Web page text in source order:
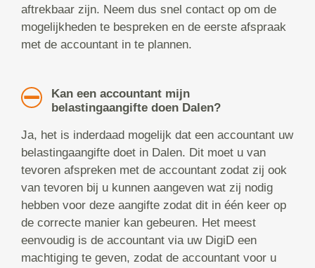
aftrekbaar zijn. Neem dus snel contact op om de
mogelijkheden te bespreken en de eerste afspraak
met de accountant in te plannen.
Kan een accountant mijn
belastingaangifte doen Dalen?
Ja, het is inderdaad mogelijk dat een accountant uw
belastingaangifte doet in Dalen. Dit moet u van
tevoren afspreken met de accountant zodat zij ook
van tevoren bij u kunnen aangeven wat zij nodig
hebben voor deze aangifte zodat dit in één keer op
de correcte manier kan gebeuren. Het meest
eenvoudig is de accountant via uw DigiD een
machtiging te geven, zodat de accountant voor u